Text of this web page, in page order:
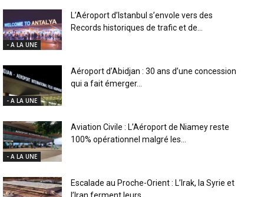
- A LA UNE
L’Aéroport d’Istanbul s’envole vers des
Records historiques de trafic et de...
- A LA UNE
Aéroport d’Abidjan : 30 ans d’une concession
qui a fait émerger...
- A LA UNE
Aviation Civile : L’Aéroport de Niamey reste
100% opérationnel malgré les...
Escalade au Proche-Orient : L’Irak, la Syrie et